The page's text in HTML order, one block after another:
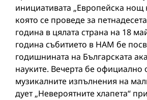
инициативата „Европейска нощ
която се проведе за
година в цялата страна на 18
година събитието в НАМ бе
годишнината на Българската
науките. Вечерта бе официално
музикалните изпълнения на
дует „Невероятните хлапета“